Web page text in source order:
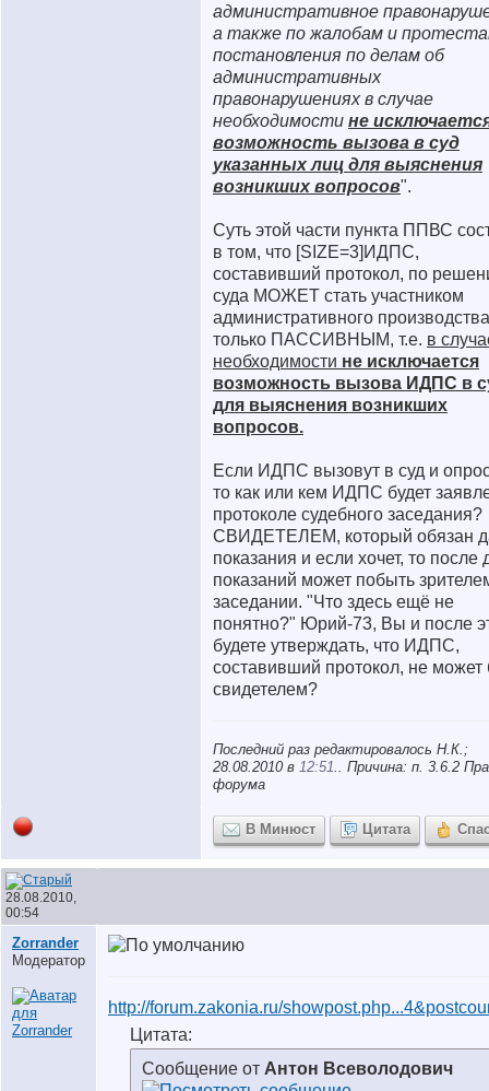
административное
а также по жалобам и
постановления по делам об
административных
правонарушениях в случае
необходимости не
возможность вызова в суд
указанных лиц для выяснения
возникших вопросов".
Суть этой части пункта ППВС
в том, что [SIZE=3]ИДПС,
составивший протокол, по
суда МОЖЕТ стать участником
административного
только ПАССИВНЫМ, т.е. в
необходимости не исключается
возможность вызова ИДПС в
для выяснения возникших
вопросов.
Если ИДПС вызовут в суд и
то как или кем ИДПС будет
протоколе судебного заседания?
СВИДЕТЕЛЕМ, который обязан
показания и если хочет, то после
показаний может побыть
заседании. "Что здесь ещё не
понятно?" Юрий-73, Вы и после
будете утверждать, что ИДПС,
составивший протокол, не может
свидетелем?
Последний раз редактировалось Н.К.;
28.08.2010 в 12:51 .. Причина: п. 3.6.2
форума
В Минюст Цитата
28.08.2010,
00:54
Zorrander
Модератор
http://forum.zakonia.ru/
Цитата:
Сообщение от Антон Всеволодович